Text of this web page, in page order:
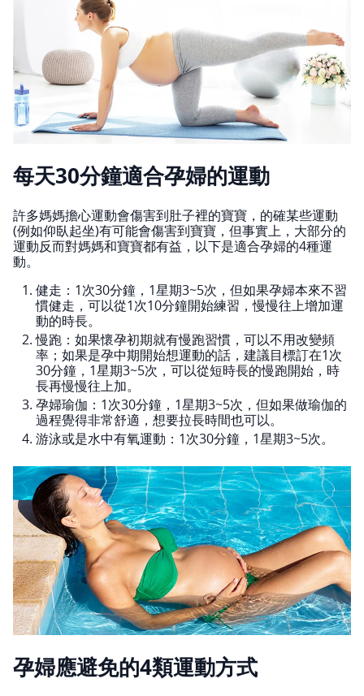
每天30分鐘適合孕婦的運動
許多媽媽擔心運動會傷害到肚子裡的寶寶，的確某些運動
(例如仰臥起坐)有可能會傷害到寶寶，但事實上，大部分的
運動反而對媽媽和寶寶都有益，以下是適合孕婦的4種運
動。
健走：1次30分鐘，1星期3~5次，但如果孕婦本來不習
慣健走，可以從1次10分鐘開始練習，慢慢往上增加運
動的時長。
慢跑：如果懷孕初期就有慢跑習慣，可以不用改變頻
率；如果是孕中期開始想運動的話，建議目標訂在1次
30分鐘，1星期3~5次，可以從短時長的慢跑開始，時
長再慢慢往上加。
孕婦瑜伽：1次30分鐘，1星期3~5次，但如果做瑜伽的
過程覺得非常舒適，想要拉長時間也可以。
游泳或是水中有氧運動：1次30分鐘，1星期3~5次。
孕婦應避免的4類運動方式